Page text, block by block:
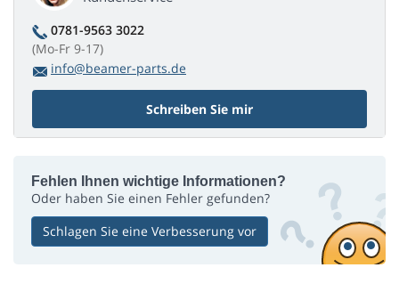
0781-9563 3022
(Mo-Fr 9-17)
info@beamer-parts.de
Schreiben Sie mir
Fehlen Ihnen wichtige Informationen?
Oder haben Sie einen Fehler gefunden?
Schlagen Sie eine Verbesserung vor